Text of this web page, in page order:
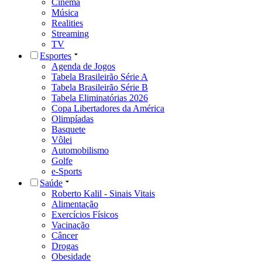
Música
Realities
Streaming
TV
Esportes
Agenda de Jogos
Tabela Brasileirão Série A
Tabela Brasileirão Série B
Tabela Eliminatórias 2026
Copa Libertadores da América
Olimpíadas
Basquete
Vôlei
Automobilismo
Golfe
e-Sports
Saúde
Roberto Kalil - Sinais Vitais
Alimentação
Exercícios Físicos
Vacinação
Câncer
Drogas
Obesidade